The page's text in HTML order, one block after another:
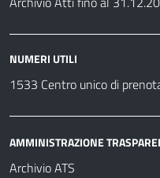
NUMERI UTILI
1533 Centro unico di
AMMINISTRAZIONE
Archivio ATS